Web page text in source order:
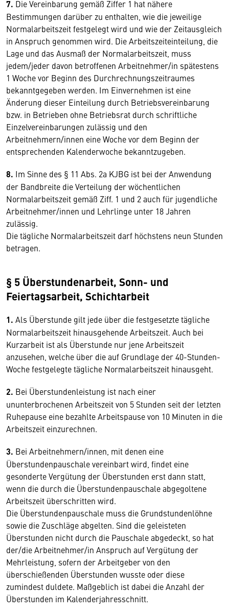
7. Die Vereinbarung gemäß Ziffer 1 hat nähere
Bestimmungen darüber zu enthalten, wie die jeweilige
Normalarbeitszeit festgelegt wird und wie der Zeitausgleich
in Anspruch genommen wird. Die Arbeitszeiteinteilung, die
Lage und das Ausmaß der Normalarbeitszeit, muss
jedem/jeder davon betroffenen Arbeitnehmer/in spätestens
1 Woche vor Beginn des Durchrechnungszeitraumes
bekanntgegeben werden. Im Einvernehmen ist eine
Änderung dieser Einteilung durch Betriebsvereinbarung
bzw. in Betrieben ohne Betriebsrat durch schriftliche
Einzelvereinbarungen zulässig und den
Arbeitnehmern/innen eine Woche vor dem Beginn der
entsprechenden Kalenderwoche bekanntzugeben.
8. Im Sinne des § 11 Abs. 2a KJBG ist bei der Anwendung
der Bandbreite die Verteilung der wöchentlichen
Normalarbeitszeit gemäß Ziff. 1 und 2 auch für jugendliche
Arbeitnehmer/innen und Lehrlinge unter 18 Jahren
zulässig.
Die tägliche Normalarbeitszeit darf höchstens neun Stunden
betragen.
§ 5 Überstundenarbeit, Sonn- und
Feiertagsarbeit, Schichtarbeit
1. Als Überstunde gilt jede über die festgesetzte tägliche
Normalarbeitszeit hinausgehende Arbeitszeit. Auch bei
Kurzarbeit ist als Überstunde nur jene Arbeitszeit
anzusehen, welche über die auf Grundlage der 40-Stunden-
Woche festgelegte tägliche Normalarbeitszeit hinausgeht.
2. Bei Überstundenleistung ist nach einer
ununterbrochenen Arbeitszeit von 5 Stunden seit der letzten
Ruhepause eine bezahlte Arbeitspause von 10 Minuten in die
Arbeitszeit einzurechnen.
3. Bei Arbeitnehmern/innen, mit denen eine
Überstundenpauschale vereinbart wird, findet eine
gesonderte Vergütung der Überstunden erst dann statt,
wenn die durch die Überstundenpauschale abgegoltene
Arbeitszeit überschritten wird.
Die Überstundenpauschale muss die Grundstundenlöhne
sowie die Zuschläge abgelten. Sind die geleisteten
Überstunden nicht durch die Pauschale abgedeckt, so hat
der/die Arbeitnehmer/in Anspruch auf Vergütung der
Mehrleistung, sofern der Arbeitgeber von den
überschießenden Überstunden wusste oder diese
zumindest duldete. Maßgeblich ist dabei die Anzahl der
Überstunden im Kalenderjahresschnitt.